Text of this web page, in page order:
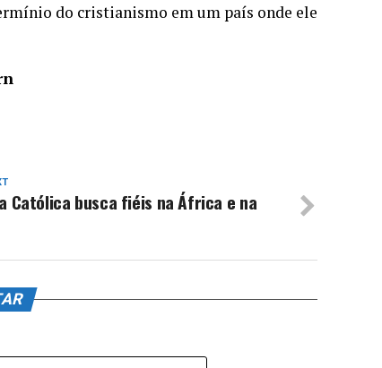
do cristianismo em um país onde ele
Católica busca fiéis na África e na